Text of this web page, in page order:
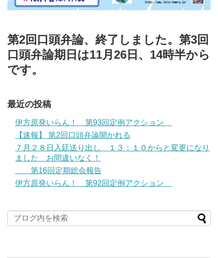
第2回口頭弁論、終了しました。第3回
口頭弁論期日は11月26日、14時半から
です。
最近の投稿
伊方原発いらん！ 第93回定例アクション
【速報】 第2回口頭弁論開かれる
７月２８日入廷送り出し １３：１０からと変更になり
ました お間違いなく！
第16回定期総会報告
伊方原発いらん！ 第92回定例アクション